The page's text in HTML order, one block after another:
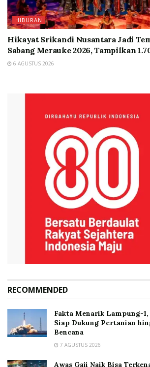
HIBURAN
Hikayat Srikandi Nusantara Jadi
Sabang Merauke 2026, Tampilkan
6 AGUSTUS 2026
RECOMMENDED
Fakta Menarik Lampung-
Siap Dukung Pertanian
Bencana
7 AGUSTUS 2026
Awas Gaji Naik Bisa